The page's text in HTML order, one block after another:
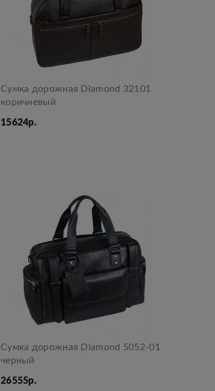
Сумка дорожная Diamond 32101
коричневый
15624р.
Сумка дорожная Diamond 5052-01
черный
26555р.